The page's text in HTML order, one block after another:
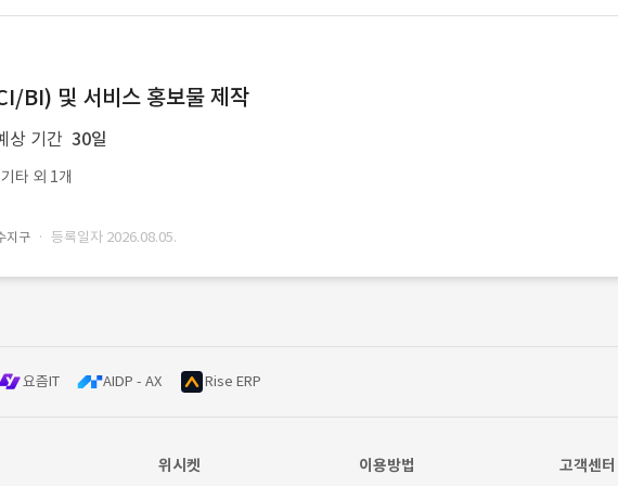
BI) 및 서비스 홍보물 제작
상 기간 30일
기타 외 1개
지구 · 등록일자 2026.08.05.
요즘IT AIDP - AX Rise ERP
위시켓 이용방법 고객센터